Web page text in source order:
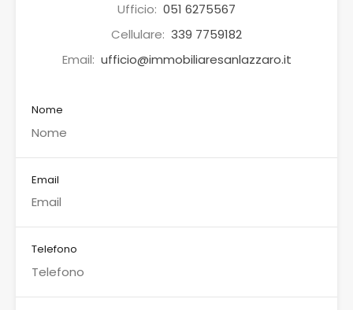
Ufficio: 051 6275567
Cellulare: 339 7759182
Email: ufficio@immobiliaresanlazzaro.it
Nome
Email
Telefono